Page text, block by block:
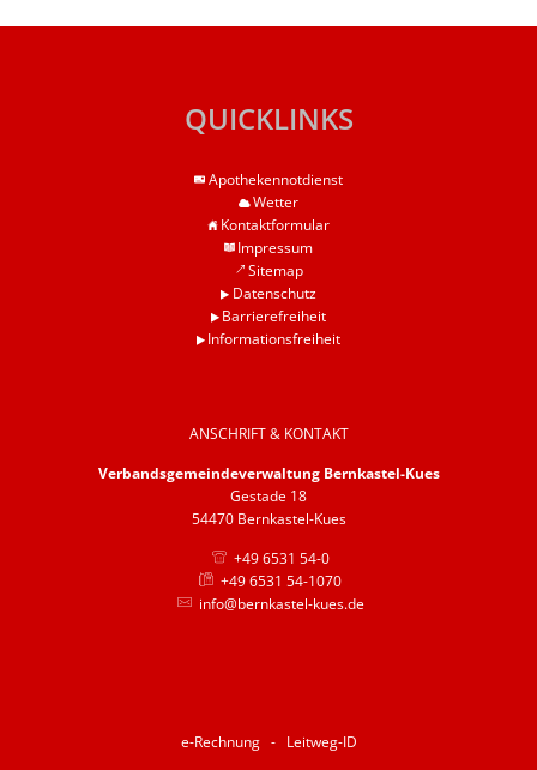
QUICKLINKS
Apothekennotdienst
Wetter
Kontaktformular
Impressum
Sitemap
Datenschutz
Barrierefreiheit
Informationsfreiheit
ANSCHRIFT & KONTAKT
Verbandsgemeindeverwaltung Bernkastel-Kues
Gestade 18
54470 Bernkastel-Kues
+49 6531 54-0
+49 6531 54-1070
info@bernkastel-kues.de
e-Rechnung - Leitweg-ID